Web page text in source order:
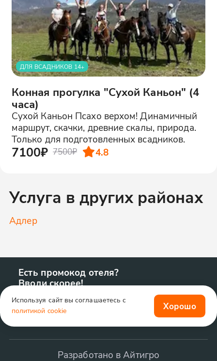
ДЛЯ ВСАДНИКОВ 14+
Конная прогулка "Сухой Каньон" (4
часа)
Сухой Каньон Псахо верхом! Динамичный
маршрут, скачки, древние скалы, природа.
Только для подготовленных всадников.
7100₽ 7500₽ 4.8
Услуга в других районах
Адлер
Есть промокод отеля?
Вводи скорее!
Разработано в Айтигро
Используя сайт вы соглашаетесь с
политикой cookie
Хорошо